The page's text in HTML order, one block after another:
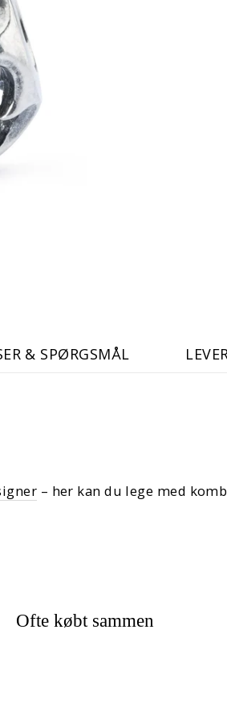
& SPØRGSMÅL
– her kan du lege med
Ofte købt sammen